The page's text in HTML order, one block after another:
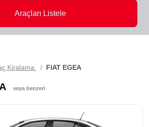
Araçları Listele
Kiralama FIAT EGEA
veya benzeri